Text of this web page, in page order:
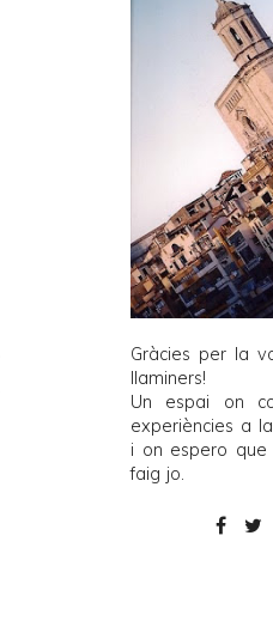
Gràcies per la
llaminers!
Un espai on
experiències a
i on espero que
faig jo.